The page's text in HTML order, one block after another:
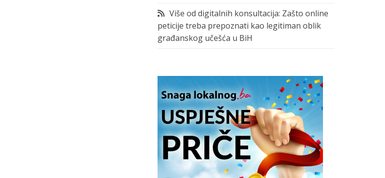
Više od digitalnih konsultacija: Zašto online
peticije treba prepoznati kao legitiman oblik
građanskog učešća u BiH